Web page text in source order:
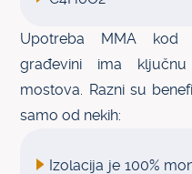
Upotreba MMA kod
građevini ima
mostova. Razni su
samo od nekih:
Izolacija je 100%